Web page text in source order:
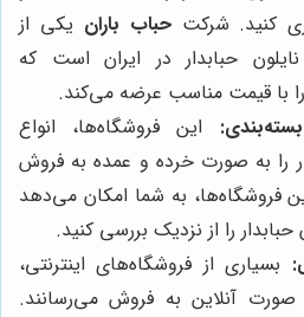
کنید. شرکتحباب باران یکی از
نایلون حبابدار در ایران است که
با قیمت مناسب عرضه می‌کند.
این فروشگاه‌ها، انواع
را به صورت خرده و عمده به فروش
فروشگاه‌ها، به شما امکان می‌دهد
حبابدار را از نزدیک بررسی کنید.
بسیاری از فروشگاه‌های اینترنتی،
صورت آنلاین به فروش می‌رسانند.